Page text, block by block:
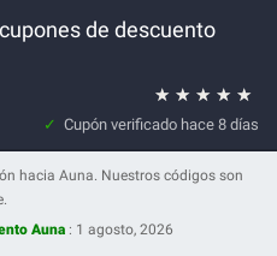
de descuento
★
★
★
★
★
Cupón verificado hace 8 días
hacia Auna. Nuestros códigos son
Auna : 1 agosto, 2026